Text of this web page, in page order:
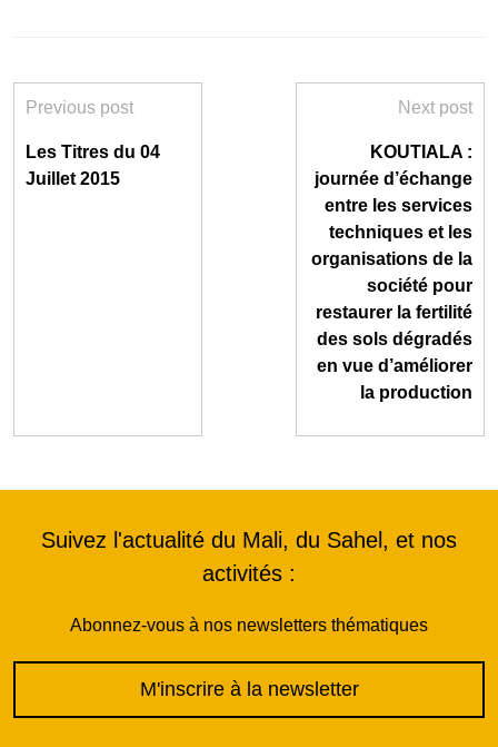
Previous post
Les Titres du 04
Juillet 2015
Next post
KOUTIALA :
journée d’échange
entre les services
techniques et les
organisations de la
société pour
restaurer la fertilité
des sols dégradés
en vue d’améliorer
la production
Suivez l'actualité du Mali, du Sahel, et nos
activités :
Abonnez-vous à nos newsletters thématiques
M'inscrire à la newsletter